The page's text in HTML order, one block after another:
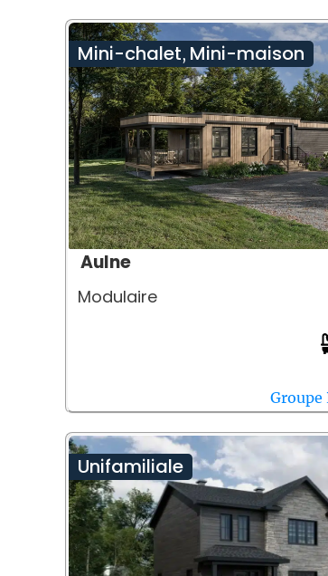
Mini-chalet, Mini-maison
Aulne
Modulaire
Groupe
Unifamiliale